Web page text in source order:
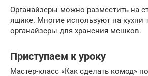
Органайзеры можно разместить на
ящике. Многие используют на кухни
органайзеры для хранения мешков.
Приступаем к уроку
Мастер-класс «Как сделать комод»